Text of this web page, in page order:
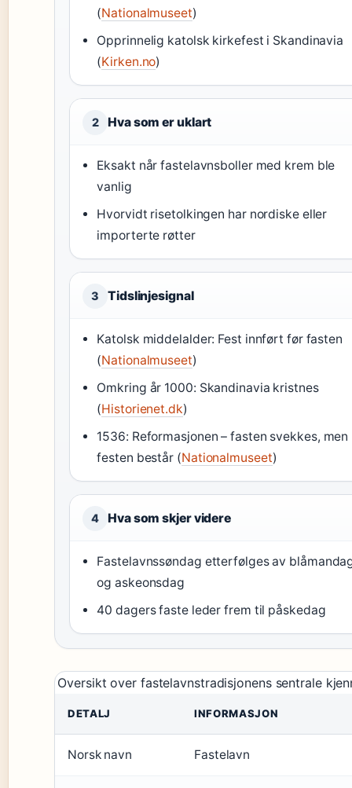
(Nationalmuseet)
Opprinnelig katolsk kirkefest i Skandinavia
(Kirken.no)
2 Hva som er uklart
Eksakt når fastelavnsboller med krem ble
vanlig
Hvorvidt risetolkingen har nordiske eller
importerte røtter
3 Tidslinjesignal
Katolsk middelalder: Fest innført før fasten
(Nationalmuseet)
Omkring år 1000: Skandinavia kristnes
(Historienet.dk)
1536: Reformasjonen – fasten svekkes, men
festen består (Nationalmuseet)
4 Hva som skjer videre
Fastelavnssøndag etterfølges av
og askeonsdag
40 dagers faste leder frem til påskedag
Oversikt over fastelavnstradisjonens sentrale
DETALJ INFORMASJON
Norsk navn Fastelavn